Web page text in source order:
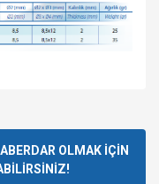
OLMAK İÇİN